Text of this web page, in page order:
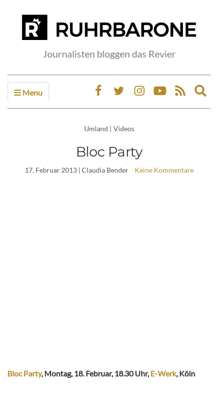
Journalisten bloggen das Revier
Menu
Umland | Videos
Bloc Party
17. Februar 2013| Claudia Bender Keine Kommentare
Bloc Party, Montag, 18. Februar, 18.30 Uhr,E-Werk, Köln